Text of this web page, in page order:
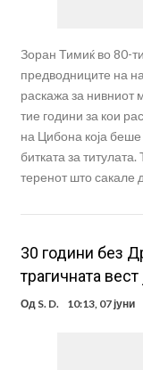
Зоран Тимиќ во 80-
предводниците на
раскажа за нивниот
тие години за кои
на Цибона која
битката за
теренот што сакале
30 години без
трагичната
Од S. D. 10:13, 07 јуни